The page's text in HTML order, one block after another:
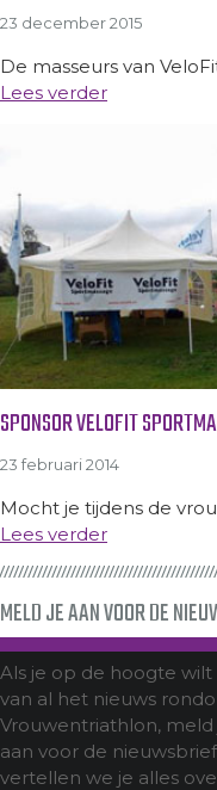
23 december 2015
De masseurs van
Lees verder
SPONSOR VELOFIT
23 februari 2014
Mocht je tijdens de
Lees verder
MELD JE AAN VOOR DE
Als je op de hoogte wilt
van al het nieuws
Vrouwentriathlon, meld
aan voor de
vertellen we je alles